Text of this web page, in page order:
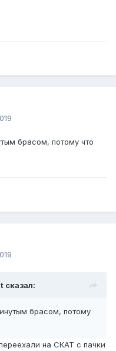
брасом, потому что
сказал:
брасом, потому
на СКАТ с пачки